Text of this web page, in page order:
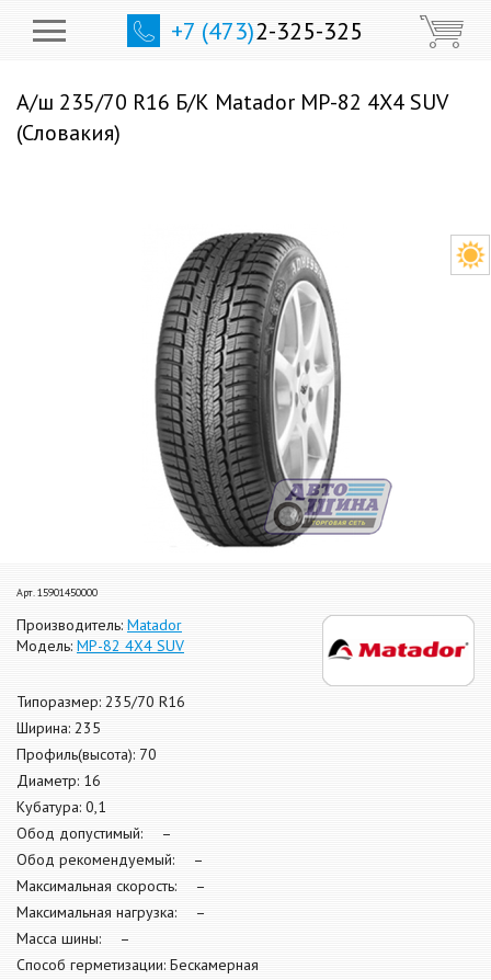
+7 (473)2-325-325
А/ш 235/70 R16 Б/К Matador МР-82 4X4 SUV
(Словакия)
Арт. 15901450000
Производитель: Matador
Модель: МР-82 4X4 SUV
Типоразмер: 235/70 R16
Ширина: 235
Профиль(высота): 70
Диаметр: 16
Кубатура: 0,1
Обод допустимый: –
Обод рекомендуемый: –
Максимальная скорость: –
Максимальная нагрузка: –
Масса шины: –
Способ герметизации: Бескамерная